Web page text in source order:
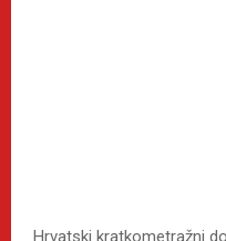
Hrvatski kratkometražni